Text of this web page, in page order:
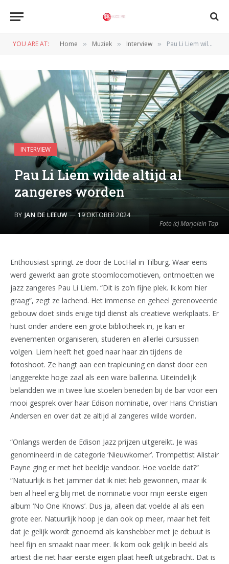
YOU ARE AT: Home » Muziek » Interview » Pau Li Liem wilde altijd al zangeres worden
Foto (c) Marjolein Tap
INTERVIEW
Pau Li Liem wilde altijd al
zangeres worden
BY JAN DE LEEUW 19 OKTOBER 2024
Enthousiast springt ze door de LocHal in Tilburg. Waar eens
werd gewerkt aan grote stoomlocomotieven, ontmoetten we
jazz zangeres Pau Li Liem. “Dit is zo’n fijne plek. Ik kom hier
graag”, zegt ze lachend. Het immense en geheel gerenoveerde
gebouw doet sinds enige tijd dienst als creatieve werkplaats. Er
huist onder andere een grote bibliotheek in, je kan er
evenementen organiseren, studeren en allerlei cursussen
volgen. Liem heeft het goed naar haar zin tijdens de
fotoshoot. Ze hangt aan een trapleuning en danst door een
langgerekte hoge zaal als een ware ballerina. Uiteindelijk
belandden we in twee luie stoelen beneden bij de bar voor een
mooi gesprek over haar Edison nominatie, over Hans Christian
Andersen en over dat ze altijd al zangeres wilde worden.
“Onlangs werden de Edison Jazz prijzen uitgereikt. Je was
genomineerd in de categorie ‘Nieuwkomer’. Trompettist Alistair
Payne ging er met het beeldje vandoor. Hoe voelde dat?”
“Natuurlijk is het jammer dat ik niet heb gewonnen, maar ik
ben al heel erg blij met de nominatie voor mijn eerste eigen
album ‘No One Knows’. Dus ja, alleen dat voelde al als een
grote eer. Natuurlijk hoop je dan ook op meer, maar het feit
dat je gelijk wordt genoemd als kanshebber met je debuut is
heel fijn en smaakt naar meer. Ik kom ook gelijk in beeld als
artiest die net haar eerste eigen plaat heeft uitgebracht. Dat is